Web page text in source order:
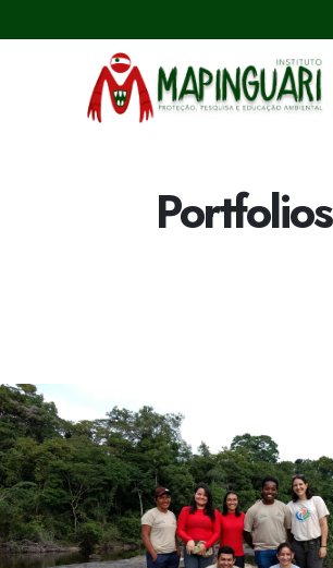
Portfolios